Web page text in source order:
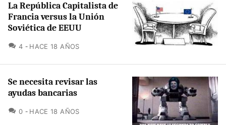
La República Capitalista de
Francia versus la Unión
Soviética de EEUU
4 COMENTARIOS
HACE 18 AÑOS
Se necesita revisar las
ayudas bancarias
0 COMENTARIOS
HACE 18 AÑOS